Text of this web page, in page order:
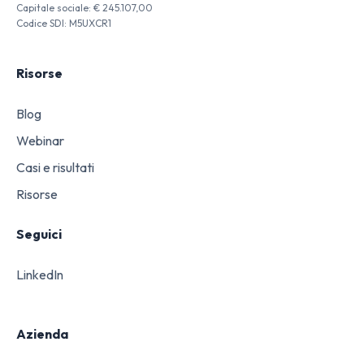
Capitale sociale: € 245.107,00
Codice SDI: M5UXCR1
Risorse
Blog
Webinar
Casi e risultati
Risorse
Seguici
LinkedIn
Azienda